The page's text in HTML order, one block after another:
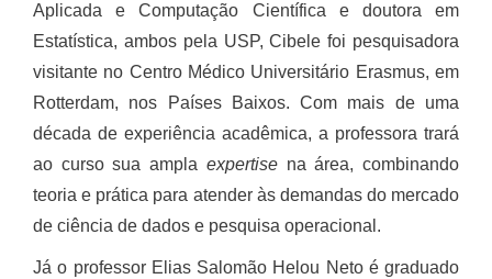
Aplicada e Computação Científica e doutora em
Estatística, ambos pela USP, Cibele foi pesquisadora
visitante no Centro Médico Universitário Erasmus, em
Rotterdam, nos Países Baixos. Com mais de uma
década de experiência acadêmica, a professora trará
ao curso sua ampla expertisena área, combinando
teoria e prática para atender às demandas do mercado
de ciência de dados e pesquisa operacional.
Já o professor Elias Salomão Helou Neto é graduado